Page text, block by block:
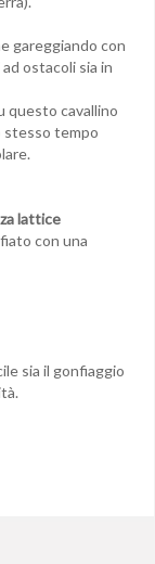
gareggiando con
ostacoli sia in
questo cavallino
stesso tempo
lattice
con una
sia il gonfiaggio